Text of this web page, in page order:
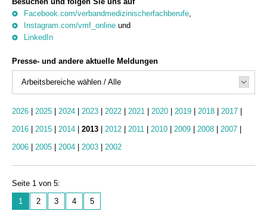
Facebook.com/verbandmedizinischerfachberufe,
Instagram.com/vmf_online und
LinkedIn
Presse- und andere aktuelle Meldungen
Arbeitsbereiche wählen / Alle
2026 2025 2024 2023 2022 2021 2020 2019 2018 2017
2016
2015 2014 2013 2012 2011 2010 2009 2008 2007
2006
2005 2004 2003 2002
Seite 1 von 5:
1
2 3 4 5